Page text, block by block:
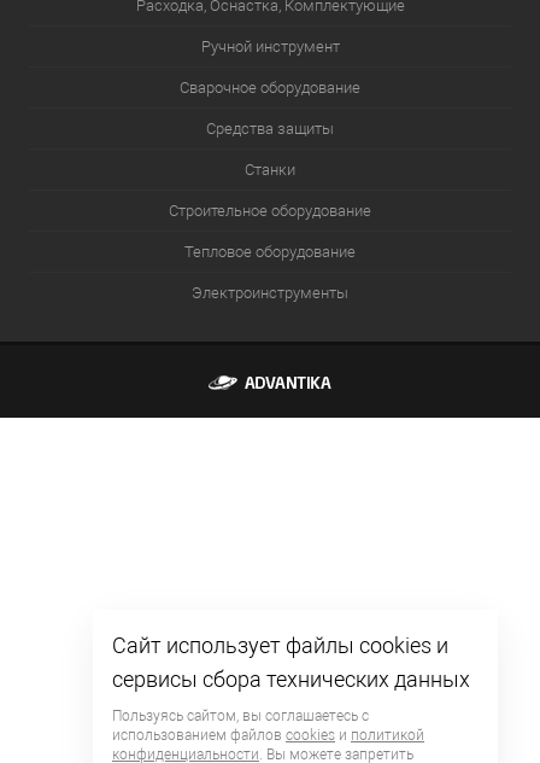
Расходка, Оснастка, Комплектующие
Ручной инструмент
Сварочное оборудование
Средства защиты
Станки
Строительное оборудование
Тепловое оборудование
Электроинструменты
Сайт использует файлы cookies и
сервисы сбора технических данных
Пользуясь сайтом, вы соглашаетесь с
использованием файлов cookies и политикой
конфиденциальности. Вы можете запретить